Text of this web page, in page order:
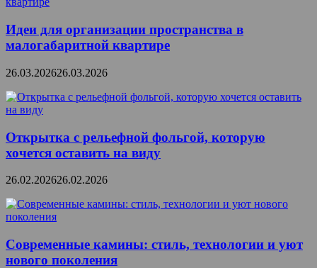
Идеи для организации пространства в
малогабаритной квартире
26.03.202626.03.2026
Открытка с рельефной фольгой, которую
хочется оставить на виду
26.02.202626.02.2026
Современные камины: стиль, технологии и уют
нового поколения